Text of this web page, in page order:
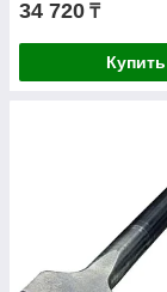
34 720 ₸
Купить